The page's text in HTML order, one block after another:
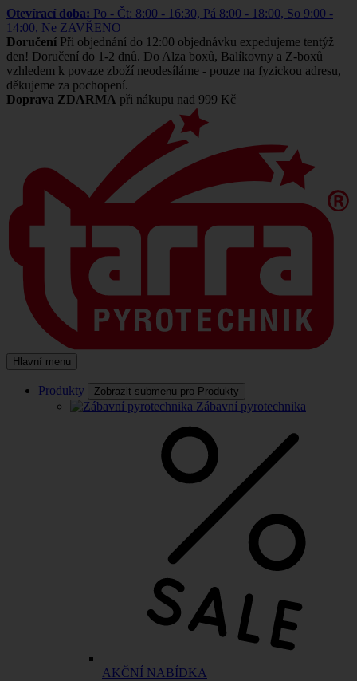
Otevírací doba: Po - Čt: 8:00 - 16:30, Pá 8:00 - 18:00, So 9:00 -
14:00, Ne ZAVŘENO
Doručení Při objednání do 12:00 objednávku expedujeme tentýž
den! Doručení do 1-2 dnů. Do Alza boxů, Balíkovny a Z-boxů
vzhledem k povaze zboží neodesíláme - pouze na fyzickou adresu,
děkujeme za pochopení.
Doprava ZDARMA při nákupu nad 999 Kč
Hlavní menu
Produkty Zobrazit submenu pro Produkty
Zábavní pyrotechnika
AKČNÍ NABÍDKA